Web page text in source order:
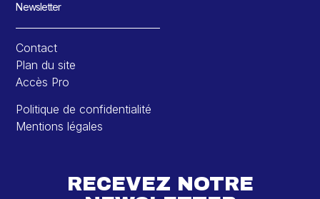
Newsletter
Contact
Plan du site
Accès Pro
Politique de confidentialité
Mentions légales
RECEVEZ NOTRE